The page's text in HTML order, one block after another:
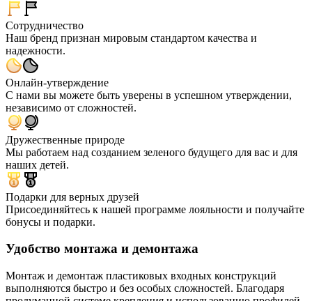
Сотрудничество
Наш бренд признан мировым стандартом качества и
надежности.
Онлайн-утверждение
С нами вы можете быть уверены в успешном утверждении,
независимо от сложностей.
Дружественные природе
Мы работаем над созданием зеленого будущего для вас и для
наших детей.
Подарки для верных друзей
Присоединяйтесь к нашей программе лояльности и получайте
бонусы и подарки.
Удобство монтажа и демонтажа
Монтаж и демонтаж пластиковых входных конструкций
выполняются быстро и без особых сложностей. Благодаря